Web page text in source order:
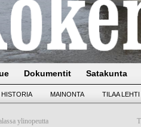
Dokumentit Satakunta
HISTORIA MAINONTA TILAA LEHTI
ylinopeutta